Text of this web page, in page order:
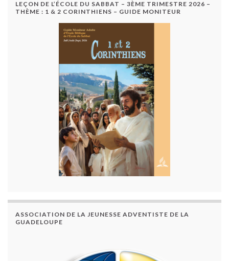
LEÇON DE L’ÉCOLE DU SABBAT – 3ÈME TRIMESTRE 2026 –
THÈME : 1 & 2 CORINTHIENS – GUIDE MONITEUR
ASSOCIATION DE LA JEUNESSE ADVENTISTE DE LA
GUADELOUPE